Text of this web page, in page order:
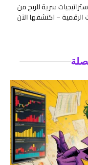
استراتيجيات سرية للربح من
الرقمية – اكتشفها الآن